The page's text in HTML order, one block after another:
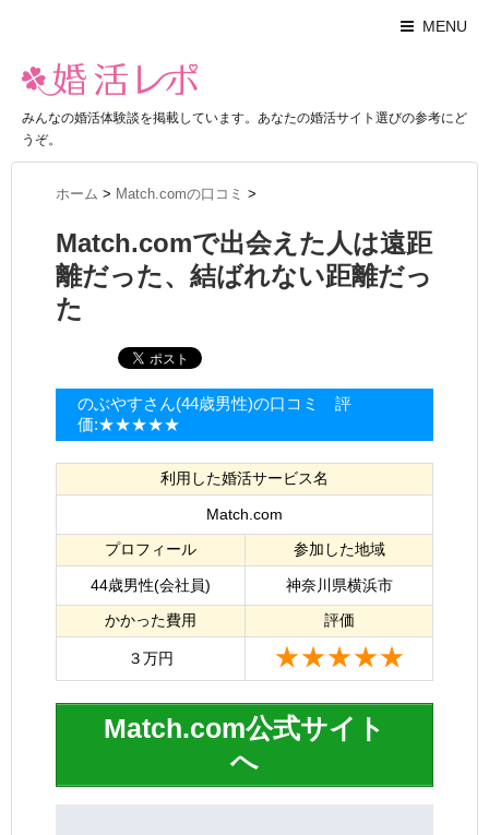
MENU
みんなの婚活体験談を掲載しています。あなたの婚活サイト選びの参考にど
うぞ。
ホーム > Match.comの口コミ >
Match.comで出会えた人は遠距
離だった、結ばれない距離だっ
た
のぶやすさん(44歳男性)の口コミ 評
価:★★★★★
利用した婚活サービス名
Match.com
プロフィール
参加した地域
44歳男性(会社員)
神奈川県横浜市
かかった費用
評価
３万円 ★★★★★
Match.com公式サイト
へ